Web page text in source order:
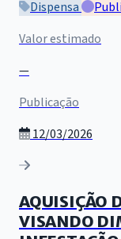
Dispensa
Valor estimado
—
Publicação
12/03/2026
AQUISIÇÃO
VISANDO